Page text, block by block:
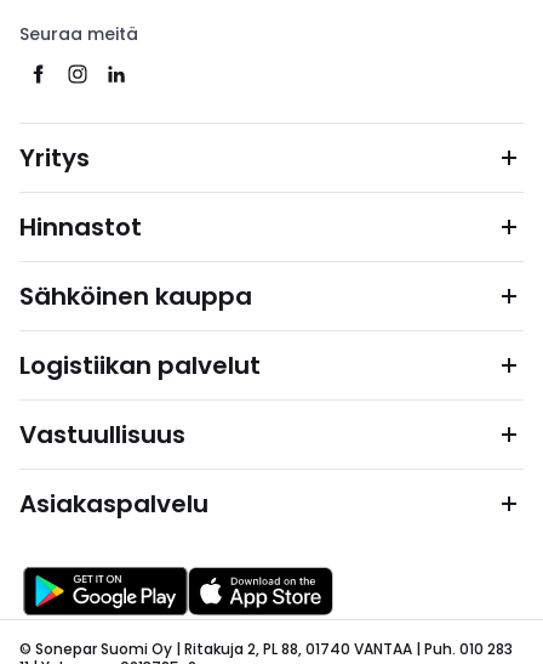
Seuraa meitä
Yritys
Hinnastot
Sähköinen kauppa
Logistiikan palvelut
Vastuullisuus
Asiakaspalvelu
© Sonepar Suomi Oy | Ritakuja 2, PL 88, 01740 VANTAA | Puh. 010 283